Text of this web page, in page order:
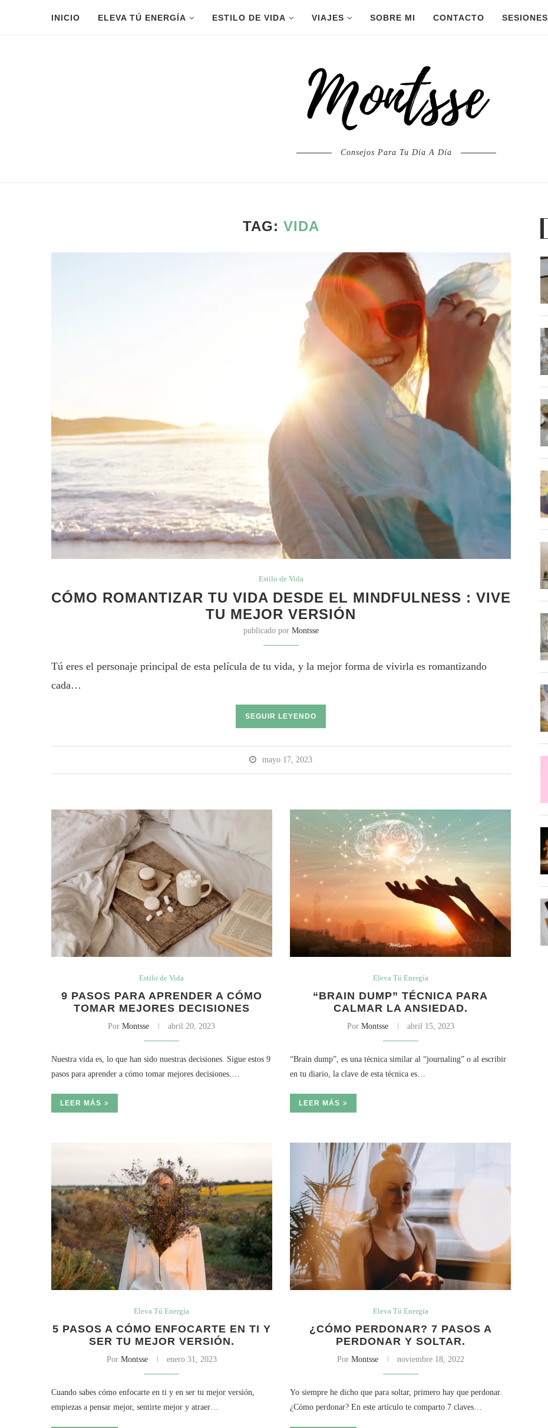
INICIO ELEVA TÚ ENERGÍA ESTILO DE VIDA VIAJES SOBRE MI CONTACTO SESIONES
Consejos Para Tu Día A Día
TAG: VIDA
Estilo de Vida
CÓMO ROMANTIZAR TU VIDA DESDE EL MINDFULNESS : VIVE
TU MEJOR VERSIÓN
publicado por Montsse
Tú eres el personaje principal de esta película de tu vida, y la mejor forma de vivirla es romantizando
cada…
SEGUIR LEYENDO
mayo 17, 2023
Estilo de Vida
9 PASOS PARA APRENDER A CÓMO
TOMAR MEJORES DECISIONES
PorMontsse abril 20, 2023
Nuestra vida es, lo que han sido nuestras decisiones. Sigue estos 9
pasos para aprender a cómo tomar mejores decisiones.…
LEER MÁS
Eleva Tú Energía
“BRAIN DUMP” TÉCNICA PARA
CALMAR LA ANSIEDAD.
Por Montsse abril 15, 2023
“Brain dump”, es una técnica similar al “journaling” o al escribir
en tu diario, la clave de esta técnica es…
LEER MÁS
Eleva Tú Energía
5 PASOS A CÓMO ENFOCARTE EN TI Y
SER TU MEJOR VERSIÓN.
Por Montsse enero 31, 2023
Cuando sabes cómo enfocarte en ti y en ser tu mejor versión,
empiezas a pensar mejor, sentirte mejor y atraer…
Eleva Tú Energía
¿CÓMO PERDONAR? 7 PASOS A
PERDONAR Y SOLTAR.
Por Montsse noviembre 18, 2022
Yo siempre he dicho que para soltar, primero hay que perdonar.
¿Cómo perdonar? En este artículo te comparto 7 claves…